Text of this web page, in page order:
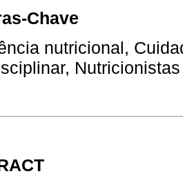
Chave
nutricional,
Nutricionistas